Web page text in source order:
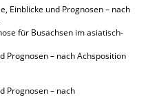
Einblicke und Prognosen – nach
für Busachsen im asiatisch-
Prognosen – nach Achsposition
Prognosen – nach